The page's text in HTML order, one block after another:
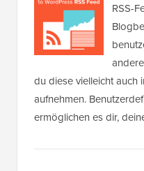
RSS-
du diese vielleicht auch
aufnehmen.
ermöglichen es dir,